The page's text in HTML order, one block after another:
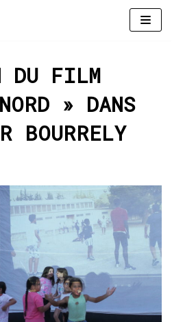
DU FILM
» DANS
BOURRELY